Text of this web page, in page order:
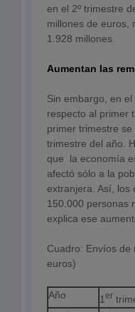
en el 2º trimestre
millones de euros,
1.928 millones.
Aumentan las
Sin embargo, en
respecto al primer
primer trimestre
trimestre del año.
que la economía
afectó sólo a la
extranjera. Así, los
150.000 personas
explica ese
Cuadro: Envíos de
euros)
Año 1 er